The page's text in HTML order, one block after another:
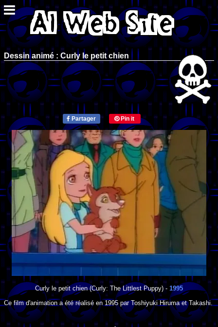
Dessin animé : Curly le petit chien
Partager Pin it
Curly le petit chien(Curly: The Littlest Puppy) - 1995
Ce film d'animation a été réalisé en 1995 parToshiyuki HirumaetTakashi